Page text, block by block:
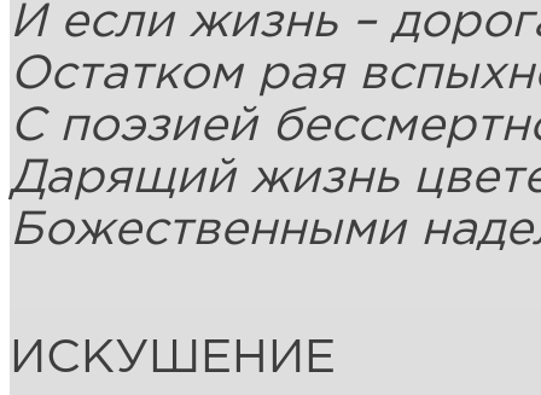
И если жизнь –
Остатком рая
С поэзией
Дарящий жизнь
Божественными
ИСКУШЕНИЕ